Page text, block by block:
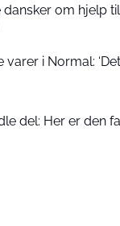
om hjelp
i Normal:
del: Her er den